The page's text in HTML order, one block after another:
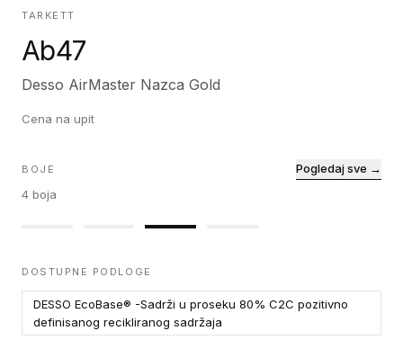
TARKETT
Ab47
Desso AirMaster Nazca Gold
Cena na upit
BOJE
4 boja
Pogledaj sve →
DOSTUPNE PODLOGE
DESSO EcoBase® -Sadrži u proseku 80% C2C pozitivno
definisanog recikliranog sadržaja